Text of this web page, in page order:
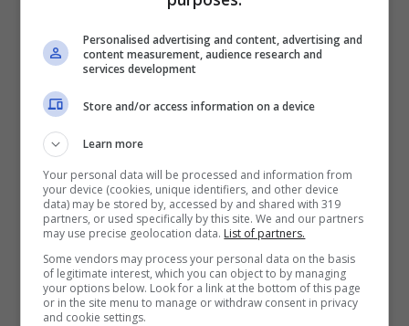
Plus ci spinge a scegliere lui come nostro
uomo. Perché la scorsa domenica, contro
l’Udinese in casa,Vlahovic,
posto, è riuscito a chiudere il match. Quindi il
francese – probabilmente alla sua ultima a
Torino – vorrà chiudere almeno con una rete
per salutare i tifosi ed essere decisivo nella
corsa alla Champions. Ovvio che la scelta,
qualora dovesse giocare il serbo, ricadrebbe
su di lui. Quindi aspettiamo sempre le
formazioni ufficiali.
Personalised advertising and content, advertising and
content measurement, audience research and
services development
Store and/or access information on a device
Learn more
Your personal data will be processed and information from
your device (cookies, unique identifiers, and other device
data) may be stored by, accessed by and shared with 319
partners, or used specifically by this site. We and our partners
may use precise geolocation data. List of partners.
Some vendors may process your personal data on the basis
of legitimate interest, which you can object to by managing
your options below. Look for a link at the bottom of this page
or in the site menu to manage or withdraw consent in privacy
and cookie settings.